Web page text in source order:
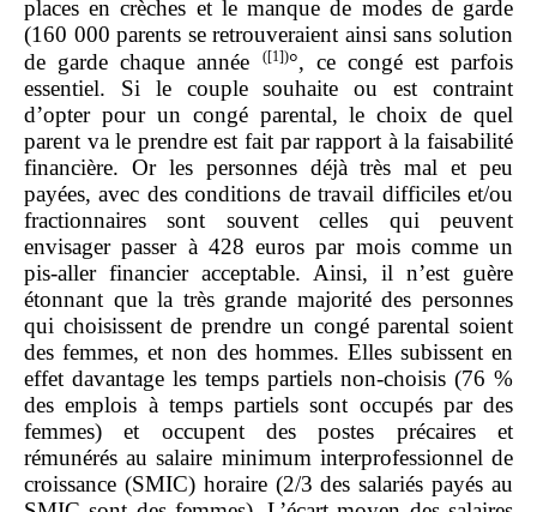
places en crèches et le manque de modes de garde
(160 000 parents se retrouveraient ainsi sans solution
de garde chaque année
([1])°, ce congé est parfois
essentiel. Si le couple souhaite ou est contraint
d’opter pour un congé parental, le choix de quel
parent va le prendre est fait par rapport à la faisabilité
financière. Or les personnes déjà très mal et peu
payées, avec des conditions de travail difficiles et/ou
fractionnaires sont souvent celles qui peuvent
envisager passer à 428 euros par mois comme un
pis‑aller financier acceptable. Ainsi, il n’est guère
étonnant que la très grande majorité des personnes
qui choisissent de prendre un congé parental soient
des femmes, et non des hommes. Elles subissent en
effet davantage les temps partiels non‑choisis (76 %
des emplois à temps partiels sont occupés par des
femmes) et occupent des postes précaires et
rémunérés au salaire minimum interprofessionnel de
croissance (SMIC) horaire (2/3 des salariés payés au